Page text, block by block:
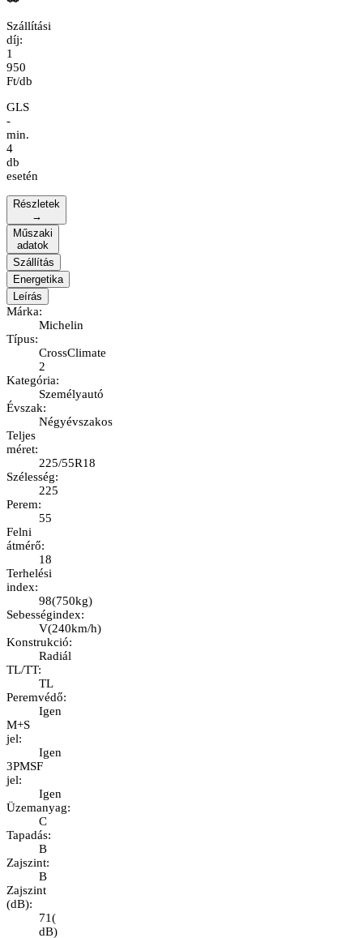
Szállítási
díj:
1
950
Ft/db
GLS
-
min.
4
db
esetén
Részletek
→
Műszaki
adatok
Szállítás
Energetika
Leírás
Márka:
Michelin
Típus:
CrossClimate
2
Kategória:
Személyautó
Évszak:
Négyévszakos
Teljes
méret:
225/55R18
Szélesség:
225
Perem:
55
Felni
átmérő:
18
Terhelési
index:
98(750kg)
Sebességindex:
V(240km/h)
Konstrukció:
Radiál
TL/TT:
TL
Peremvédő:
Igen
M+S
jel:
Igen
3PMSF
jel:
Igen
Üzemanyag:
C
Tapadás:
B
Zajszint:
B
Zajszint
(dB):
71(
dB)